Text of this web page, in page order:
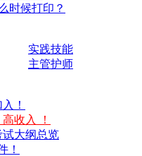
时候打印？
实践技能
主管护师
！
收入 ！
试大纲总览
！